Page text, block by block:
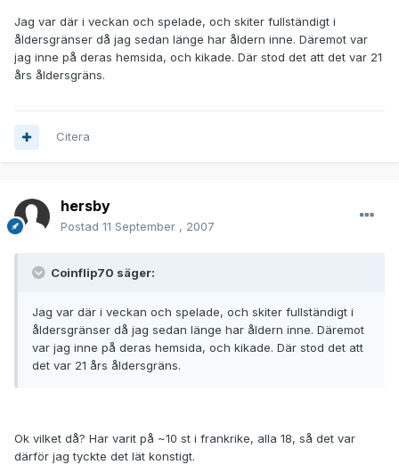
Jag var där i veckan och spelade, och skiter fullständigt i
åldersgränser då jag sedan länge har åldern inne. Däremot var
jag inne på deras hemsida, och kikade. Där stod det att det var 21
års åldersgräns.
Citera
hersby
Postad 11 September , 2007
Coinflip70 säger:
Jag var där i veckan och spelade, och skiter fullständigt i
åldersgränser då jag sedan länge har åldern inne. Däremot
var jag inne på deras hemsida, och kikade. Där stod det att
det var 21 års åldersgräns.
Ok vilket då? Har varit på ~10 st i frankrike, alla 18, så det var
därför jag tyckte det lät konstigt.